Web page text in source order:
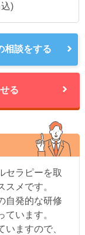
)
相談をする
る
セラピーを取
メです。
自発的な研修
います。
ますので、